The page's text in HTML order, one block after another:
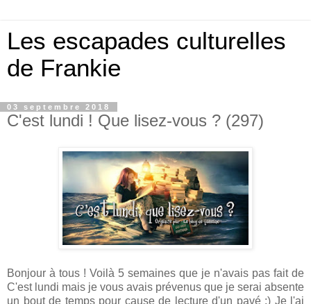
Les escapades culturelles
de Frankie
03 septembre 2018
C'est lundi ! Que lisez-vous ? (297)
Bonjour à tous ! Voilà 5 semaines que je n'avais pas fait de
C'est lundi mais je vous avais prévenus que je serai absente
un bout de temps pour cause de lecture d'un pavé :) Je l'ai